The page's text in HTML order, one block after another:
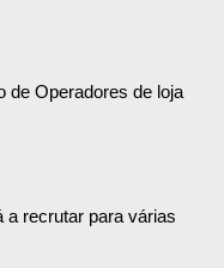
de Operadores de loja
a recrutar para várias